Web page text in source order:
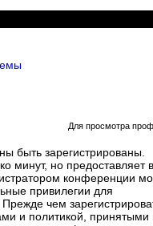
Для просмотра
быть зарегистрированы.
минут, но предоставляет
конференции
привилегии для
чем
и политикой, принятыми